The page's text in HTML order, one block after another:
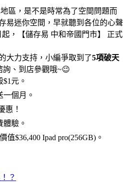
區，是不是時常為了空間問題而
易迷你空間，早就聽到各位的心聲
，【儲存易 中和帝國門市】 正式
大力支持，小編爭取到了5項破天
詢、到店參觀哦~😉
元。
一個月。
惠！
體驗。
值$36,400 Ipad pro(256GB)。
？